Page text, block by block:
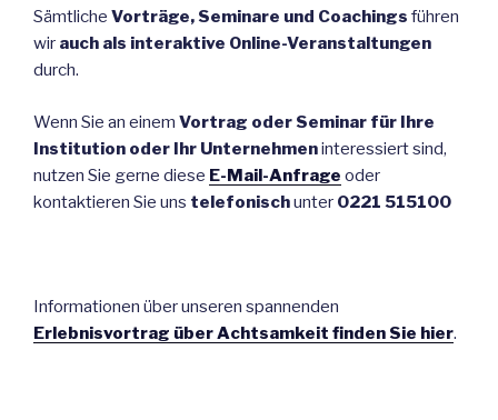
Sämtliche Vorträge, Seminare und Coachings führen
wir auch als interaktive Online-Veranstaltungen
durch.
Wenn Sie an einem Vortrag oder Seminar für Ihre
Institution oder Ihr Unternehmeninteressiert sind,
nutzen Sie gerne diese E-Mail-Anfrage oder
kontaktieren Sie uns telefonischunter 0221 515100
Informationen über unseren spannenden
Erlebnisvortrag über Achtsamkeit finden Sie hier.